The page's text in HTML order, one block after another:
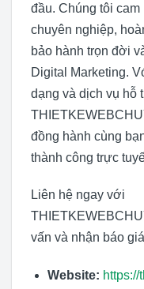
đầu. Chúng tôi
chuyên nghiệp,
bảo hành trọn đời
Digital Marketing.
dạng và dịch vụ hỗ
đồng hành cùng
thành công trực
Liên hệ ngay với
vấn và nhận báo
Website: